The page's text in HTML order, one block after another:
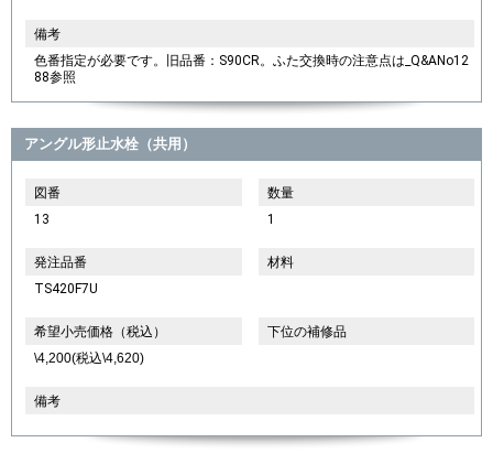
備考
色番指定が必要です。旧品番：S90CR。ふた交換時の注意点は_Q&ANo12
88参照
アングル形止水栓（共用）
図番
13
数量
1
発注品番
TS420F7U
材料
希望小売価格（税込）
\4,200(税込\4,620)
下位の補修品
備考